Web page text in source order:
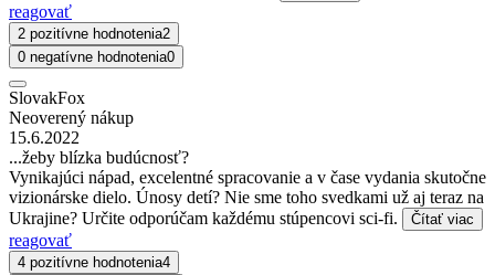
reagovať
2 pozitívne hodnotenia2
0 negatívne hodnotenia0
SlovakFox
Neoverený nákup
15.6.2022
...žeby blízka budúcnosť?
Vynikajúci nápad, excelentné spracovanie a v čase vydania skutočne
vizionárske dielo. Únosy detí? Nie sme toho svedkami už aj teraz na
Ukrajine? Určite odporúčam každému stúpencovi sci-fi.
Čítať viac
reagovať
4 pozitívne hodnotenia4